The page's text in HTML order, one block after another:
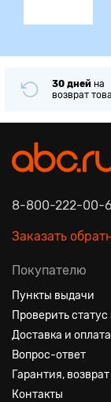
30 дней на
возврат
8-800-222-00-
Заказать
Покупателю
Пункты выдачи
Проверить статус
Доставка и оплата
Вопрос-ответ
Гарантия,
Контакты